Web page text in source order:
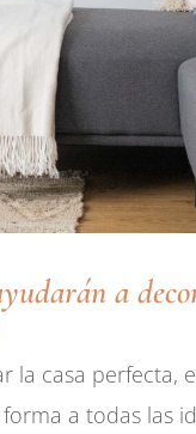
a
casa perfecta,
a todas las